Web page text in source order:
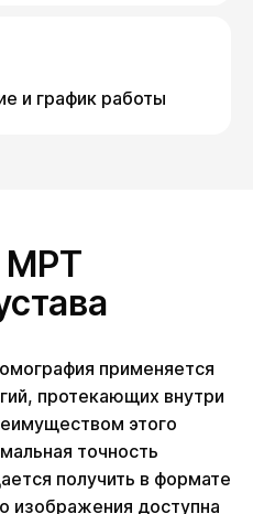
и график работы
МРТ
применяется
протекающих внутри
этого
точность
получить в формате
изображения доступна